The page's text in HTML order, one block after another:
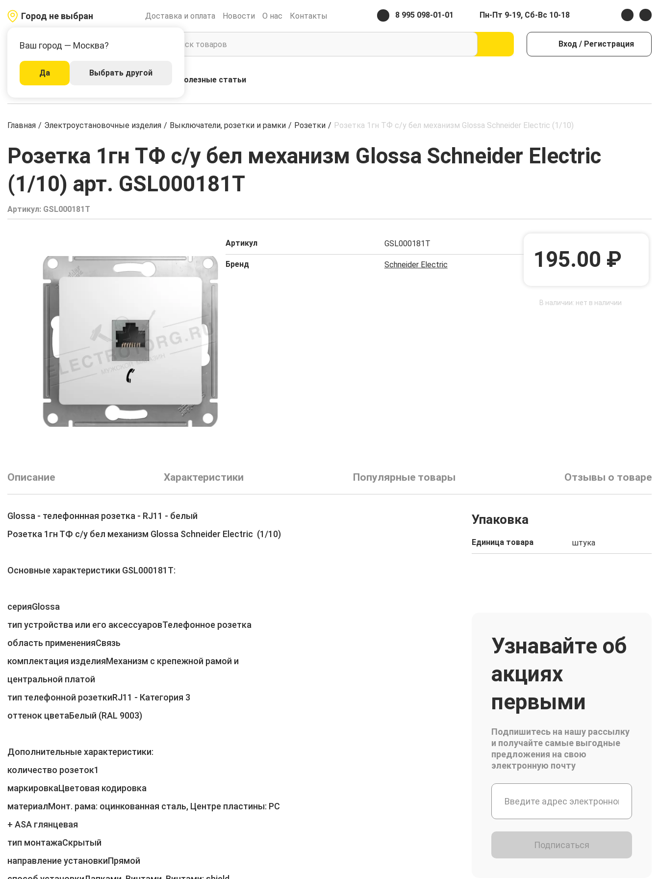
Город не выбран
Ваш город — Москва?
Да Выбрать другой
Доставка и оплата Новости О нас Контакты 8 995 098-01-01 Пн-Пт 9-19, Сб-Вс 10-18
Вход / Регистрация
Каталог Акции Полезные статьи
Главная / Электроустановочные изделия / Выключатели, розетки и рамки / Розетки / Розетка 1гн ТФ с/у бел механизм Glossa Schneider Electric (1/10)
Розетка 1гн ТФ с/у бел механизм Glossa Schneider Electric
(1/10) арт. GSL000181T
Артикул: GSL000181T
Артикул GSL000181T
Бренд Schneider Electric 195.00 ₽
В наличии: нет в наличии
Описание Характеристики Популярные товары Отзывы о товаре
Glossa - телефоннная розетка - RJ11 - белый
Розетка 1гн ТФ с/у бел механизм Glossa Schneider Electric (1/10)
Основные характеристики GSL000181T:
серияGlossa
тип устройства или его аксессуаровТелефонное розетка
область примененияСвязь
комплектация изделияМеханизм с крепежной рамой и
центральной платой
тип телефонной розеткиRJ11 - Категория 3
оттенок цветаБелый (RAL 9003)
Дополнительные характеристики:
количество розеток1
маркировкаЦветовая кодировка
материалМонт. рама: оцинкованная сталь, Центре пластины: PC
+ ASA глянцевая
тип монтажаСкрытый
направление установкиПрямой
Упаковка
Единица товара штука
Узнавайте об
акциях
первыми
Подпишитесь на нашу рассылку
и получайте самые выгодные
предложения на свою
электронную почту
Подписаться